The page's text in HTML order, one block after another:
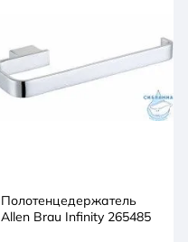
Полотенцедержатель
Allen Brau Infinity 265485